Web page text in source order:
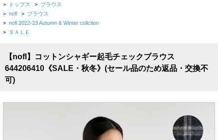
> トップス > ブラウス
> nofl > ブラウス
> nofl 2022-23 Autumn & Winter collction
> ＳＡＬＥ
【nofl】コットンシャギー起毛チェックブラウス
644206410《SALE・秋冬》(セール品のため返品・交換不
可)